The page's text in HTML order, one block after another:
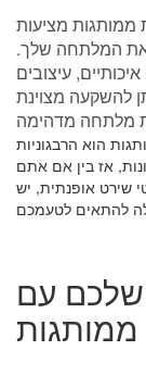
ממותגות מציעות
את המלתחה שלך.
עיצובים
להשקעה מצוינת
הוא הרבגוניות
אז בין אם אתם
שירט אופנתית, יש
עם
ממותגות